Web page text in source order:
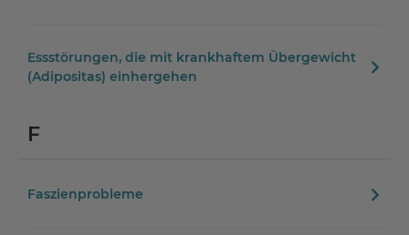
Essstörungen, die mit krankhaftem Übergewicht
(Adipositas) einhergehen
F
Faszienprobleme